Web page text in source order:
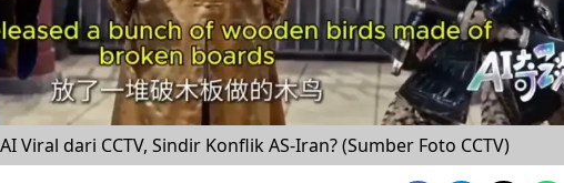
Viral dari CCTV, Sindir Konflik AS-Iran? (Sumber Foto CCTV)